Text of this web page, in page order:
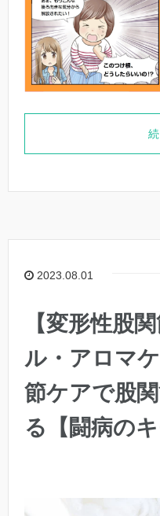
2023.08.01
【変形性股
ル・アロマ
節ケアで股
る【闘病のキ